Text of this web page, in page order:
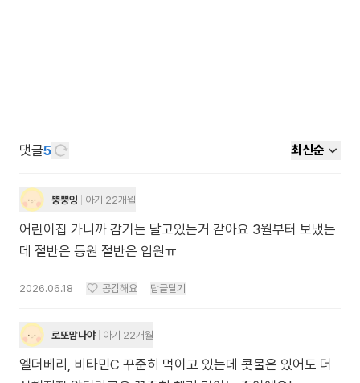
댓글5 최신순
뿡뿡잉 아기 22개월
어린이집 가니까 감기는 달고있는거 같아요 3월부터 보냈는
데 절반은 등원 절반은 입원ㅠ
2026.06.18 공감해요 답글달기
로또맘나야 아기 22개월
엘더베리, 비타민C 꾸준히 먹이고 있는데 콧물은 있어도 더